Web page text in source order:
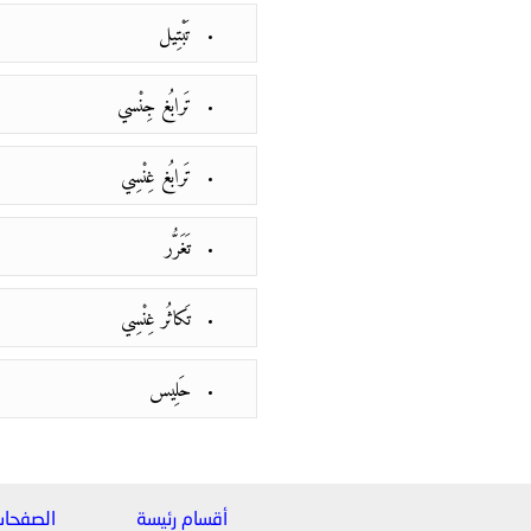
تَبْتِيل
تَرابُغ جِنْسي
تَرابُغ غِنْسِي
تَغَرُّر
تَكاثُر غِنْسِي
حَلِيس
أقسام رئيسة